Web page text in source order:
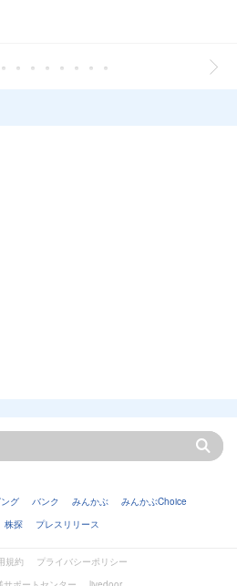
グ バンク みんかぶ
みんかぶChoice
株探 プレスリリース
規約
プライバシーポリシー